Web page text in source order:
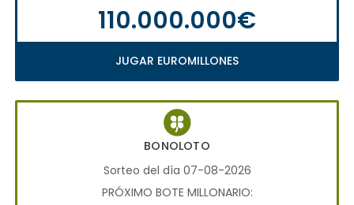
110.000.000€
JUGAR EUROMILLONES
BONOLOTO
Sorteo del día 07-08-2026
PRÓXIMO BOTE MILLONARIO: